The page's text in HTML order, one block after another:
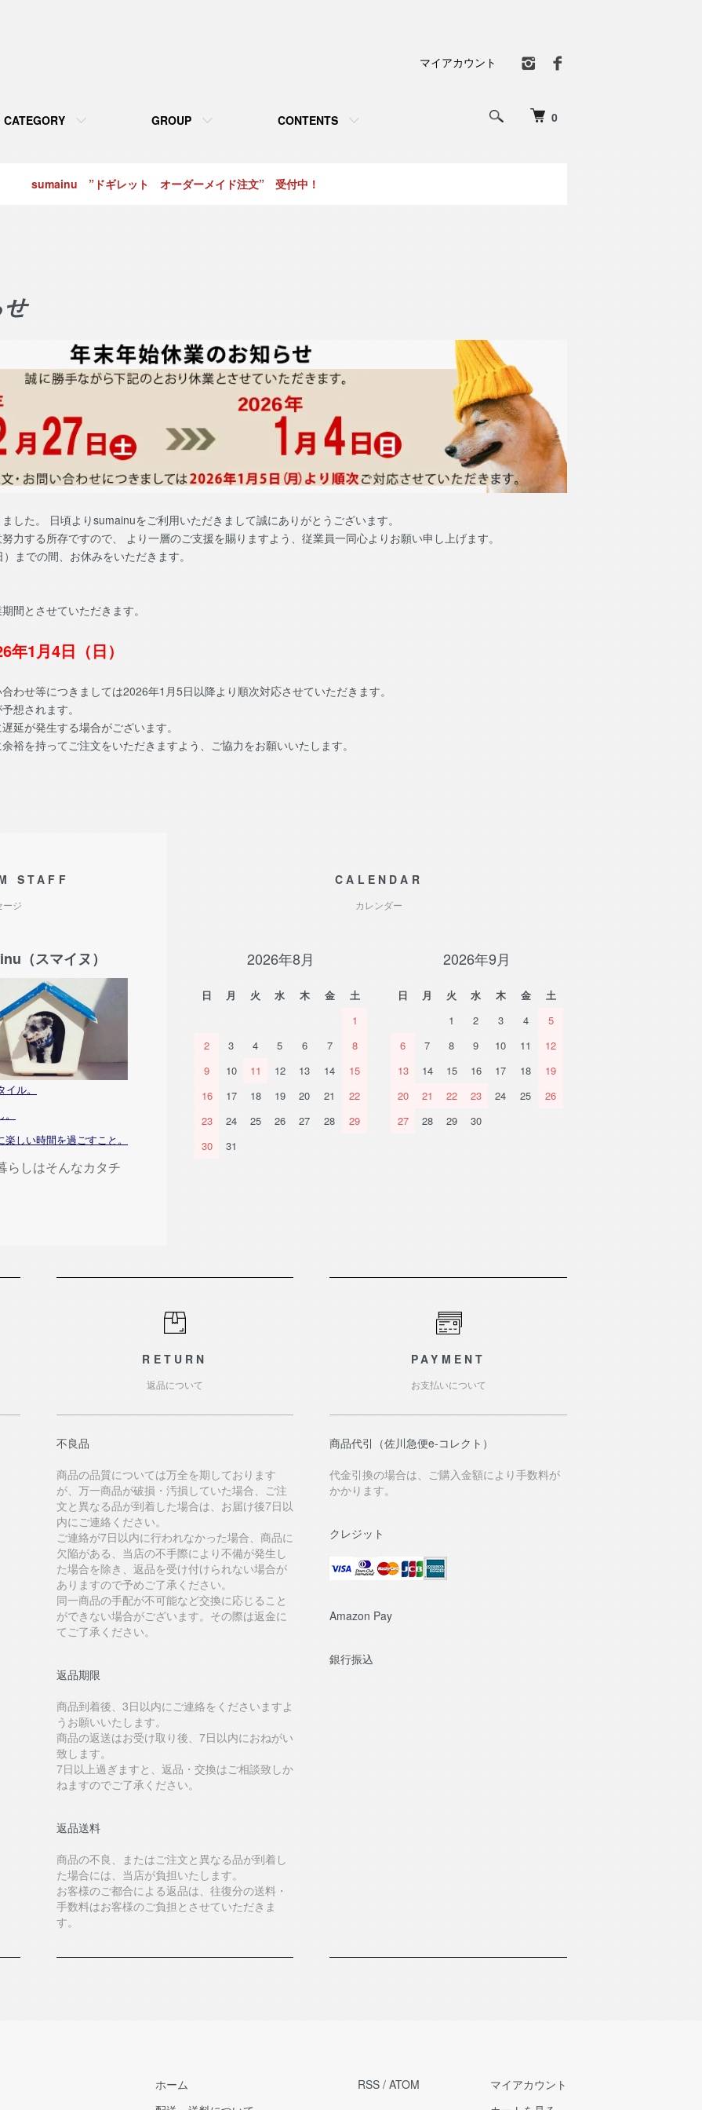
0
CATEGORY GROUP CONTENTS
マイアカウント
sumainu ”ドギレット オーダーメイド注文” 受付中！
した。 日頃よりsumainuをご利用いただきまして誠にありがとうございます。
力する所存ですので、 より一層のご支援を賜りますよう、従業員一同心よりお願い申し上げます。
での間、お休みをいただきます。
間とさせていただきます。
1月4日（日）
わせ等につきましては2026年1月5日以降より順次対応させていただきます。
想されます。
延が発生する場合がございます。
裕を持ってご注文をいただきますよう、ご協力をお願いいたします。
STAFF
ージ
スマイヌ）
ル。
しい時間を過ごすこと。
らしはそんなカタチ
CALENDAR
カレンダー
2026年8月
日 月 火 水 木 金
土
1
2
3 4 5 6 7
8
9
10 11 12 13 14
15
16
17 18 19 20 21
22
23
24 25 26 27 28
29
30
31
2026年9月
日 月 火 水 木 金
土
1
2 3 4
5
6
7 8 9 10 11
12
13
14 15 16 17 18
19
20
21 22 23 24 25
26
27
28 29 30
RETURN
返品について
不良品
商品の品質については万全を期しております
が、万一商品が破損・汚損していた場合、ご注
文と異なる品が到着した場合は、お届け後7日以
内にご連絡ください。
ご連絡が7日以内に行われなかった場合、商品に
欠陥がある、当店の不手際により不備が発生し
た場合を除き、返品を受け付けられない場合が
ありますので予めご了承ください。
同一商品の手配が不可能など交換に応じること
ができない場合がございます。その際は返金に
てご了承ください。
返品期限
商品到着後、3日以内にご連絡をくださいますよ
うお願いいたします。
商品の返送はお受け取り後、7日以内におねがい
致します。
7日以上過ぎますと、返品・交換はご相談致しか
ねますのでご了承ください。
返品送料
商品の不良、またはご注文と異なる品が到着し
た場合には、当店が負担いたします。
お客様のご都合による返品は、往復分の送料・
手数料はお客様のご負担とさせていただきま
す。
PAYMENT
お支払いについて
商品代引（佐川急便e-コレクト）
代⾦引換の場合は、ご購⼊⾦額により⼿数料が
かかります。
クレジット
Amazon Pay
銀行振込
ホーム
RSS / ATOM
マイアカウント